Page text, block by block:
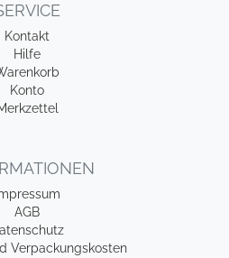
Kontakt
Hilfe
Konto
AGB
Verpackungskosten